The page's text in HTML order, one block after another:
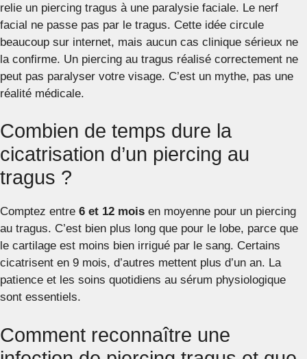
relie un piercing tragus à une paralysie faciale. Le nerf
facial ne passe pas par le tragus. Cette idée circule
beaucoup sur internet, mais aucun cas clinique sérieux ne
la confirme. Un piercing au tragus réalisé correctement ne
peut pas paralyser votre visage. C’est un mythe, pas une
réalité médicale.
Combien de temps dure la
cicatrisation d’un piercing au
tragus ?
Comptez entre 6 et 12 mois en moyenne pour un piercing
au tragus. C’est bien plus long que pour le lobe, parce que
le cartilage est moins bien irrigué par le sang. Certains
cicatrisent en 9 mois, d’autres mettent plus d’un an. La
patience et les soins quotidiens au sérum physiologique
sont essentiels.
Comment reconnaître une